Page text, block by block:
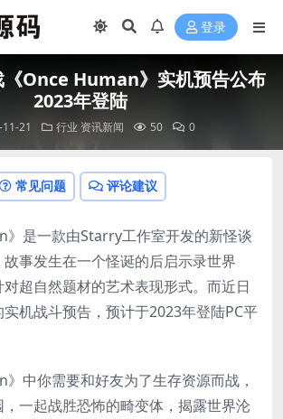
登录
《Once Human》实机预告公布
2023年登陆
21 行业 资讯新闻 50 0
常见问题 评论建议
》是一款由Starry工作室开发的新怪谈
事发生在一个怪诞的后启示录世界
超自然题材的艺术表现形式。而近日
机战斗预告，预计于2023年登陆PC平
》中你需要和好友为了生存资源而战，
一起战胜恐怖的畸变体，揭露世界沦